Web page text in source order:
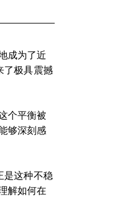
成为了近
了极具震撼
个平衡被
够深刻感
是这种不稳
解如何在